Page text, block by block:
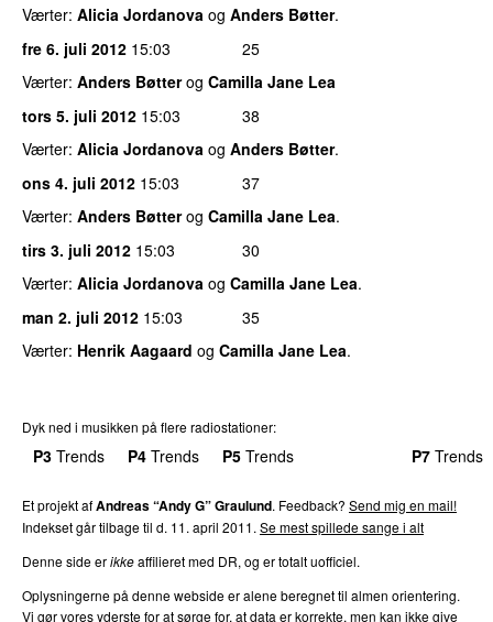
Værter: Alicia Jordanova og Anders Bøtter.
fre 6. juli 2012 15:03
25
Værter: Anders Bøtterog Camilla Jane Lea
tors 5. juli 2012 15:03
38
Værter: Alicia Jordanova og Anders Bøtter.
ons 4. juli 2012 15:03
37
Værter: Anders Bøtterog Camilla Jane Lea.
tirs 3. juli 2012 15:03
30
Værter: Alicia Jordanova og Camilla Jane Lea.
man 2. juli 2012 15:03
35
Værter: Henrik Aagaard og Camilla Jane Lea.
Dyk ned i musikken på flere radiostationer:
P3 Trends P4 Trends P5 Trends P7 Trends
Et projekt afAndreas “Andy G” Graulund. Feedback? Send mig en mail!
Indekset går tilbage til d. 11. april 2011. Se mest spillede sange i alt
Denne side erikkeaffilieret med DR, og er totalt uofficiel.
Oplysningerne på denne webside er alene beregnet til almen orientering.
Vi gør vores yderste for at sørge for, at data er korrekte, men kan ikke give